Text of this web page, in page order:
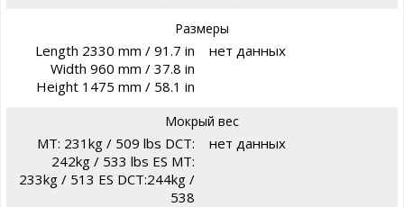
Размеры
Length 2330 mm / 91.7 in
Width 960 mm / 37.8 in
Height 1475 mm / 58.1 in
нет данных
Мокрый вес
MT: 231kg / 509 lbs DCT:
242kg / 533 lbs ES MT:
233kg / 513 ES DCT:244kg /
538
нет данных